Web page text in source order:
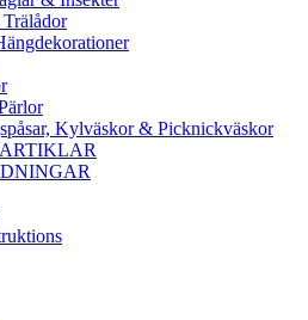
Kylväskor & Picknickväskor